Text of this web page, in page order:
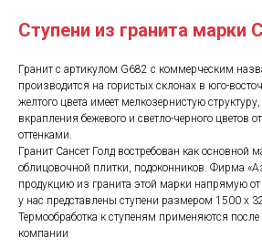
Ступени из гранита марки
Гранит с артикулом G682 с коммерческим
производится на гористых склонах в юго-
желтого цвета имеет мелкозернистую
вкрапления бежевого и светло-черного цветов
оттенками.
Гранит Сансет Голд востребован как основной
облицовочной плитки, подоконников. Фирма
продукцию из гранита этой марки напрямую
у нас представлены ступени размером 1500 х
Термообработка к ступеням применяются
компании